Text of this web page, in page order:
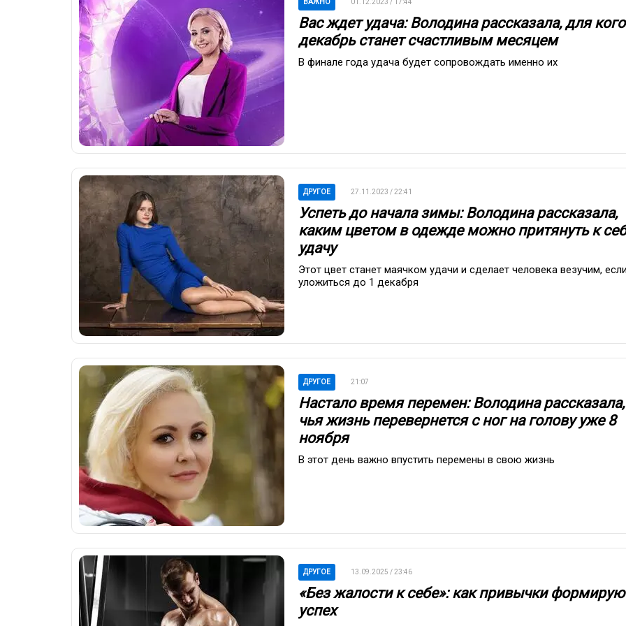
ВАЖНО 01.12.2023 / 17:44
Вас ждет удача: Володина рассказала, для кого
декабрь станет счастливым месяцем
В финале года удача будет сопровождать именно их
ДРУГОЕ 27.11.2023 / 22:41
Успеть до начала зимы: Володина рассказала,
каким цветом в одежде можно притянуть к
удачу
Этот цвет станет маячком удачи и сделает человека везучим,
уложиться до 1 декабря
ДРУГОЕ 21:07
Настало время перемен: Володина рассказала,
чья жизнь перевернется с ног на голову уже 8
ноября
В этот день важно впустить перемены в свою жизнь
ДРУГОЕ 13.09.2025 / 23:46
«Без жалости к себе»: как привычки
успех